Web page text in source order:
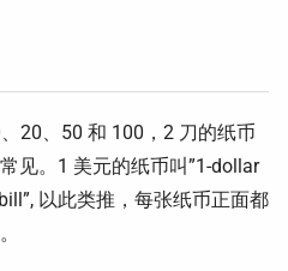
20、50 和 100，2 刀的纸币
见。1 美元的纸币叫”1-dollar
以此类推，每张纸币正面都